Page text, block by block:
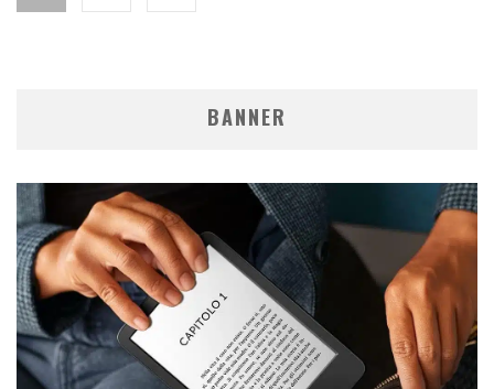
BANNER